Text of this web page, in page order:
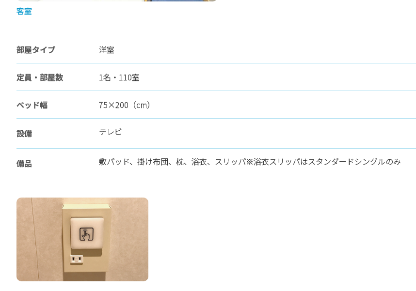
客室
部屋タイプ 洋室
定員・部屋数 1名・110室
ベッド幅 75×200（cm）
設備 テレビ
備品 敷パッド、掛け布団、枕、浴衣、スリッパ※浴衣スリッパはスタンダードシングルのみ